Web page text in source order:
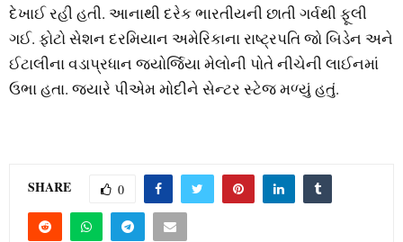
દેખાઈ રહી હતી. આનાથી દરેક ભારતીયની છાતી ગર્વથી ફૂલી
ગઈ. ફોટો સેશન દરમિયાન અમેરિકાના રાષ્ટ્રપતિ જો બિડેન અને
ઈટાલીના વડાપ્રધાન જ્યોર્જિયા મેલોની પોતે નીચેની લાઈનમાં
ઉભા હતા. જ્યારે પીએમ મોદીને સેન્ટર સ્ટેજ મળ્યું હતું.
SHARE 0